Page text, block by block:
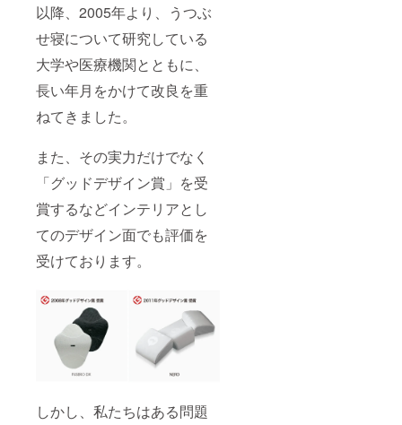
以降、2005年より、うつぶ
せ寝について研究している
大学や医療機関とともに、
長い年月をかけて改良を重
ねてきました。
また、その実力だけでなく
「グッドデザイン賞」を受
賞するなどインテリアとし
てのデザイン面でも評価を
受けております。
しかし、私たちはある問題